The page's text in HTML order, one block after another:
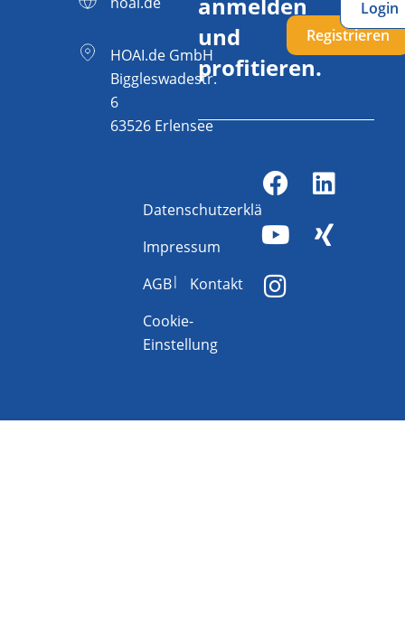
HOAI.de GmbH
Biggleswadestr.
6
63526 Erlensee
anmelden
und
profitieren.
Registrieren
Login
Datenschutzerklärung
Impressum
AGB
Kontakt
Cookie-
Einstellung